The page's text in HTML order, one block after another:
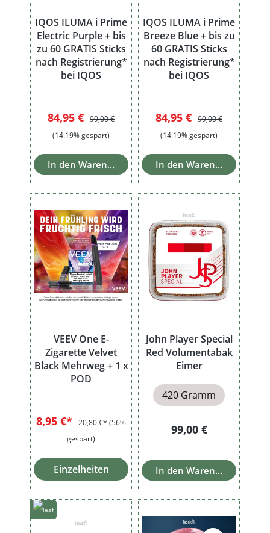
IQOS ILUMA i Prime
Electric Purple + bis
zu 60 GRATIS Sticks
nach Registrierung*
bei IQOS
Verkaufspreis:
84,95 € Regulärer Preis:
99,00 €
(14.19% gespart)
In den Warenkorb
IQOS ILUMA i Prime
Breeze Blue + bis zu
60 GRATIS Sticks
nach Registrierung*
bei IQOS
Verkaufspreis:
84,95 € Regulärer Preis:
99,00 €
(14.19% gespart)
In den Warenkorb
VEEV One E-
Zigarette Velvet
Black Mehrweg + 1 x
POD
8,95 €* 20,80 €*(56%
gespart)
Einzelheiten
John Player Special
Red Volumentabak
Eimer
420 Gramm
Regulärer Preis:
99,00 €
In den Warenkorb